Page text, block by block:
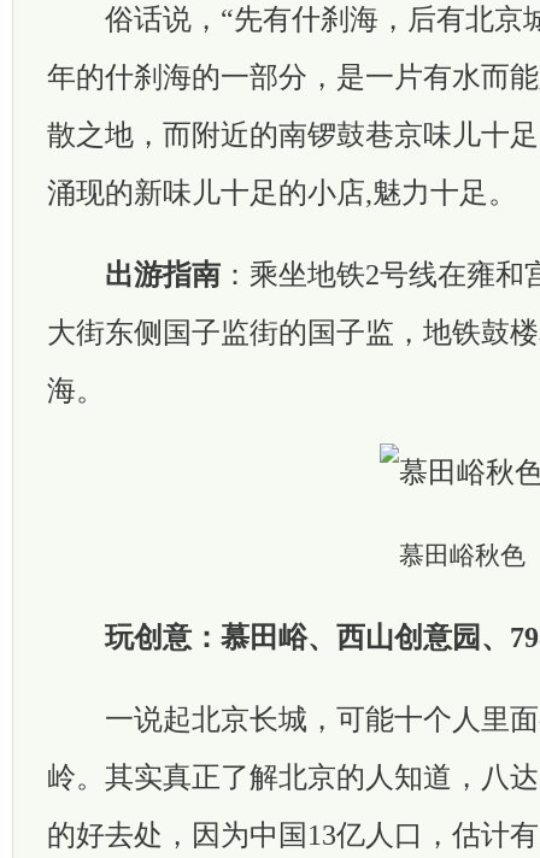
俗话说，“先有什刹海，后有北京
年的什刹海的一部分，是一片有水而
散之地，而附近的南锣鼓巷京味儿十
涌现的新味儿十足的小店,魅力十足。
出游指南 ：乘坐地铁2号线在雍
大街东侧国子监街的国子监，地铁鼓
海。
慕田峪秋色
玩创意：慕田峪、西山创意园、
一说起北京长城，可能十个人里面
岭。其实真正了解北京的人知道，八
的好去处，因为中国13亿人口，估计